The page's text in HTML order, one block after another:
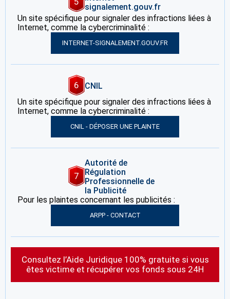
signalement.gouv.fr
Un site spécifique pour signaler des infractions liées à
Internet, comme la cybercriminalité :
INTERNET-SIGNALEMENT.GOUV.FR
6
CNIL
Un site spécifique pour signaler des infractions liées à
Internet, comme la cybercriminalité :
CNIL - DÉPOSER UNE PLAINTE
7
Autorité de
Régulation
Professionnelle de
la Publicité
Pour les plaintes concernant les publicités :
ARPP - CONTACT
Consultez l’Aide Juridique 100% gratuite si vous
êtes victime et récupérer vos fonds sous 24H